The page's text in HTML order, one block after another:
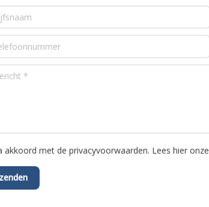
akkoord met de privacyvoorwaarden. Lees hier onze